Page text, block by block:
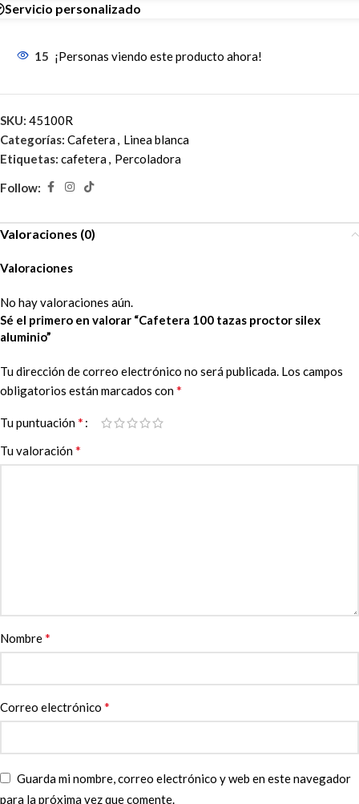
Servicio personalizado
15 ¡Personas viendo este producto ahora!
SKU: 45100R
Categorías: Cafetera, Linea blanca
Etiquetas: cafetera, Percoladora
Follow:
Valoraciones (0)
Valoraciones
No hay valoraciones aún.
Sé el primero en valorar “Cafetera 100 tazas proctor silex
aluminio”
Tu dirección de correo electrónico no será publicada. Los campos
obligatorios están marcados con*
Tu puntuación*
Tu valoración*
Nombre*
Correo electrónico *
Guarda mi nombre, correo electrónico y web en este navegador
para la próxima vez que comente.